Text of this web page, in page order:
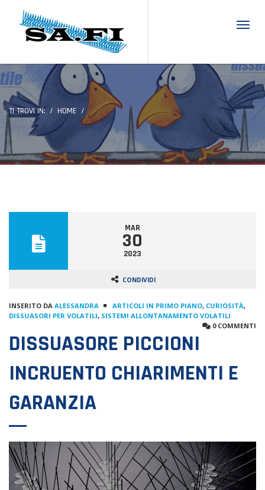
TI TROVI IN: HOME
MAR
30
2023
CONDIVIDI
INSERITO DA ALESSANDRA ARTICOLI IN PRIMO PIANO, CURIOSITÀ,
DISSUASORI PER VOLATILI, SISTEMI ALLONTANAMENTO VOLATILI
0 COMMENTI
DISSUASORE PICCIONI
INCRUENTO CHIARIMENTI E
GARANZIA